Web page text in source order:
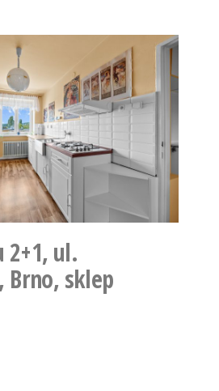
2+1, ul.
Brno, sklep